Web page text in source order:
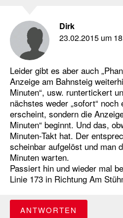
Dirk
23.02.2015 um
Leider gibt es aber auch
Anzeige am Bahnsteig
Minuten“, usw. runtertickert
nächstes weder „sofort“
erscheint, sondern die
Minuten“ beginnt. Und das,
Minuten-Takt hat. Der
scheinbar aufgelöst und man
Minuten warten.
Passiert hin und wieder mal
Linie 173 in Richtung Am
ANTWORTEN